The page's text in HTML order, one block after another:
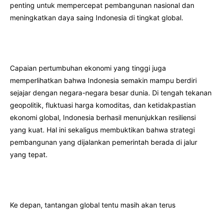
penting untuk mempercepat pembangunan nasional dan
meningkatkan daya saing Indonesia di tingkat global.
Capaian pertumbuhan ekonomi yang tinggi juga
memperlihatkan bahwa Indonesia semakin mampu berdiri
sejajar dengan negara-negara besar dunia. Di tengah tekanan
geopolitik, fluktuasi harga komoditas, dan ketidakpastian
ekonomi global, Indonesia berhasil menunjukkan resiliensi
yang kuat. Hal ini sekaligus membuktikan bahwa strategi
pembangunan yang dijalankan pemerintah berada di jalur
yang tepat.
Ke depan, tantangan global tentu masih akan terus